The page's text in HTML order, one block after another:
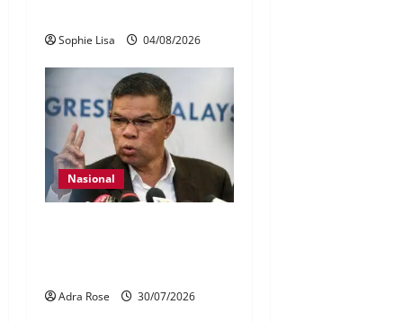
Sophie Lisa 04/08/2026
Nasional
Adra Rose 30/07/2026